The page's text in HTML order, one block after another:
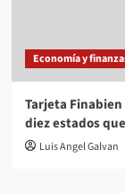
Economía y
Tarjeta
diez estados
Luis Angel Galvan